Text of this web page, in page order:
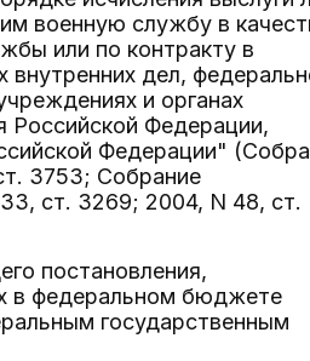
военную службу в
или по контракту в
дел,
и органах
Российской Федерации,
Федерации"
3753; Собрание
ст. 3269; 2004, N 48, ст.
постановления,
в федеральном бюджете
государственным